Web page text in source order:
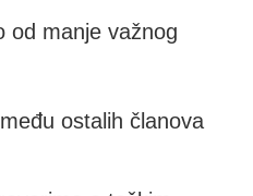
od manje važnog
ostalih članova